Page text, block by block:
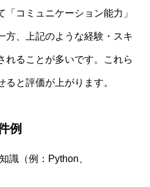
コミュニケーション能力」
方、上記のような経験・スキ
れることが多いです。これら
と評価が上がります。
例
識（例：Python、